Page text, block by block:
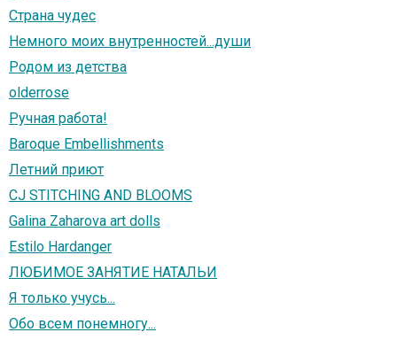
Страна чудес
Немного моих внутренностей...души
Родом из детства
olderrose
Ручная работа!
Baroque Embellishments
Летний приют
CJ STITCHING AND BLOOMS
Galina Zaharova art dolls
Estilo Hardanger
ЛЮБИМОЕ ЗАНЯТИЕ НАТАЛЬИ
Я только учусь...
Обо всем понемногу...